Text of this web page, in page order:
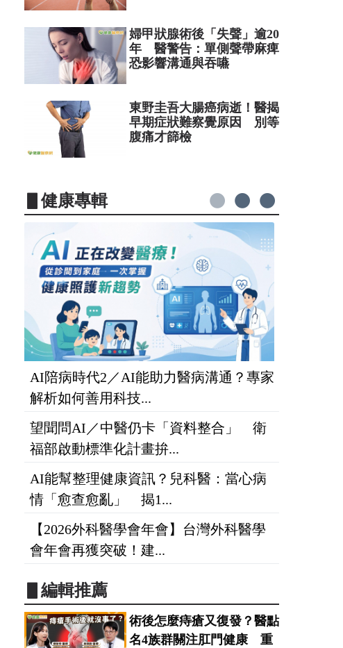
婦甲狀腺術後「失聲」逾20
年 醫警告：單側聲帶麻痺
恐影響溝通與吞嚥
東野圭吾大腸癌病逝！醫揭
早期症狀難察覺原因 別等
腹痛才篩檢
▋健康專輯
AI陪病時代2／AI能助力醫病溝通？專家
解析如何善用科技...
望聞問AI／中醫仍卡「資料整合」 衛
福部啟動標準化計畫拚...
AI能幫整理健康資訊？兒科醫：當心病
情「愈查愈亂」 揭1...
【2026外科醫學會年會】台灣外科醫學
會年會再獲突破！建...
▋編輯推薦
術後怎麼痔瘡又復發？醫點
名4族群關注肛門健康 重